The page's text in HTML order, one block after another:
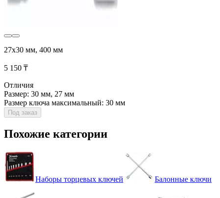
27x30 мм, 400 мм
5 150 ₸
Отличия
Размер: 30 мм, 27 мм
Размер ключа максимальный: 30 мм
Под заказ
Похожие категории
Наборы торцевых ключей Балонные ключи